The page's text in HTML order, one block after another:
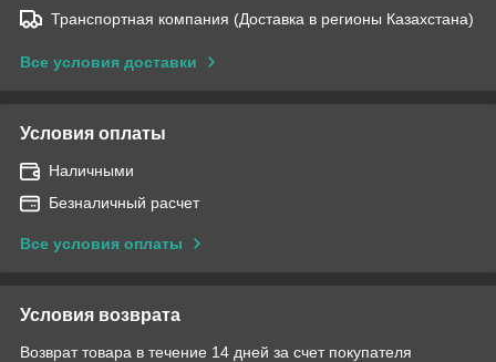
Транспортная компания (Доставка в регионы Казахстана)
Все условия доставки
Условия оплаты
Наличными
Безналичный расчет
Все условия оплаты
Условия возврата
Возврат товара в течение 14 дней за счет покупателя